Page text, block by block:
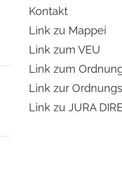
Kontakt
Link zu Mappei
Link zum VEU
Link zum
Link zur
Link zu JURA